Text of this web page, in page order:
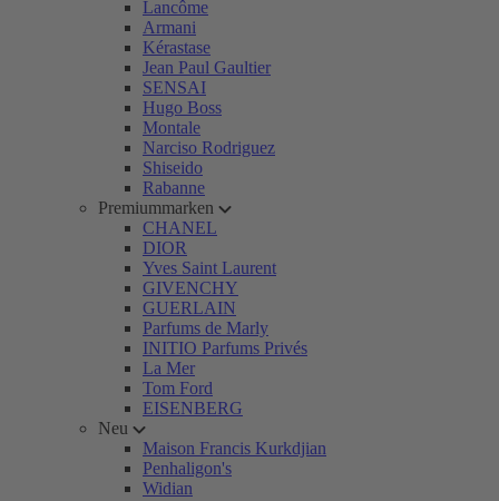
Lancôme
Armani
Kérastase
Jean Paul Gaultier
SENSAI
Hugo Boss
Montale
Narciso Rodriguez
Shiseido
Rabanne
Premiummarken
CHANEL
DIOR
Yves Saint Laurent
GIVENCHY
GUERLAIN
Parfums de Marly
INITIO Parfums Privés
La Mer
Tom Ford
EISENBERG
Neu
Maison Francis Kurkdjian
Penhaligon's
Widian